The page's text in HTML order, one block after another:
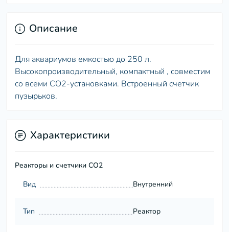
Описание
Для аквариумов емкостью до 250 л.
Высокопроизводительный, компактный , совместим
со всеми СО2-установками. Встроенный счетчик
пузырьков.
Характеристики
Реакторы и счетчики СО2
Вид
Внутренний
Тип Реактор